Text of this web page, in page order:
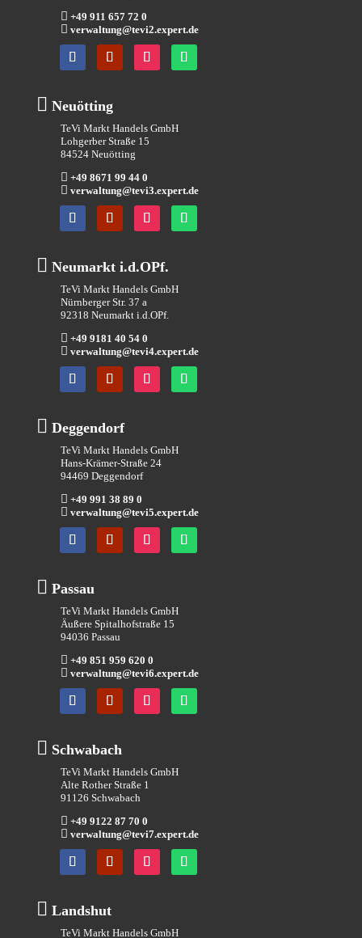
 +49 911 657 72 0
 verwaltung@tevi2.expert.de
 Neuötting
TeVi Markt Handels GmbH
Lohgerber Straße 15
84524 Neuötting
 +49 8671 99 44 0
 verwaltung@tevi3.expert.de
 Neumarkt i.d.OPf.
TeVi Markt Handels GmbH
Nürnberger Str. 37 a
92318 Neumarkt i.d.OPf.
 +49 9181 40 54 0
 verwaltung@tevi4.expert.de
 Deggendorf
TeVi Markt Handels GmbH
Hans-Krämer-Straße 24
94469 Deggendorf
 +49 991 38 89 0
 verwaltung@tevi5.expert.de
 Passau
TeVi Markt Handels GmbH
Äußere Spitalhofstraße 15
94036 Passau
 +49 851 959 620 0
 verwaltung@tevi6.expert.de
 Schwabach
TeVi Markt Handels GmbH
Alte Rother Straße 1
91126 Schwabach
 +49 9122 87 70 0
 verwaltung@tevi7.expert.de
 Landshut
TeVi Markt Handels GmbH